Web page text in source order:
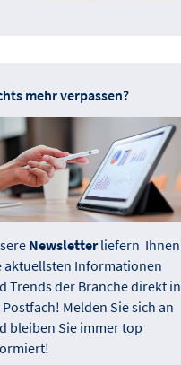
mehr verpassen?
Newsletterliefern Ihnen
aktuellsten Informationen
Trends der Branche direkt in
Melden Sie sich an
bleiben Sie immer top